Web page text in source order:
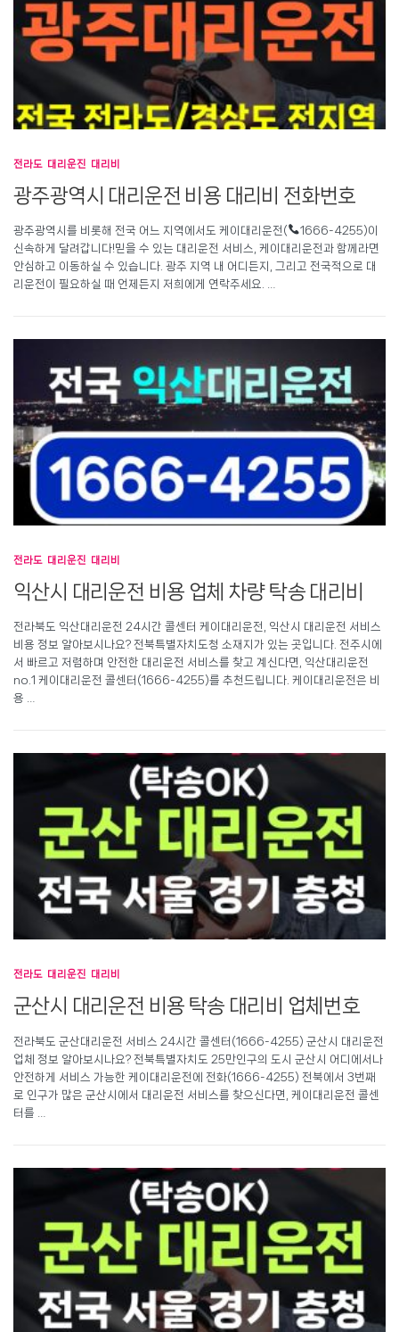
전라도 대리운진 대리비
광주광역시 대리운전 비용 대리비 전화번호
광주광역시를 비롯해 전국 어느 지역에서도 케이대리운전(
1666-4255)이
신속하게 달려갑니다!믿을 수 있는 대리운전 서비스, 케이대리운전과 함께라면
안심하고 이동하실 수 있습니다. 광주 지역 내 어디든지, 그리고 전국적으로 대
리운전이 필요하실 때 언제든지 저희에게 연락주세요. …
전라도 대리운진 대리비
익산시 대리운전 비용 업체 차량 탁송 대리비
전라북도 익산대리운전 24시간 콜센터 케이대리운전, 익산시 대리운전 서비스
비용 정보 알아보시나요? 전북특별자치도청 소재지가 있는 곳입니다. 전주시에
서 빠르고 저렴하며 안전한 대리운전 서비스를 찾고 계신다면, 익산대리운전
no.1 케이대리운전 콜센터(1666-4255)를 추천드립니다. 케이대리운전은 비
용 …
전라도 대리운진 대리비
군산시 대리운전 비용 탁송 대리비 업체번호
전라북도 군산대리운전 서비스 24시간 콜센터(1666-4255) 군산시 대리운전
업체 정보 알아보시나요? 전북특별자치도 25만인구의 도시 군산시 어디에서나
안전하게 서비스 가능한 케이대리운전에 전화(1666-4255) 전북에서 3번째
로 인구가 많은 군산시에서 대리운전 서비스를 찾으신다면, 케이대리운전 콜센
터를 …